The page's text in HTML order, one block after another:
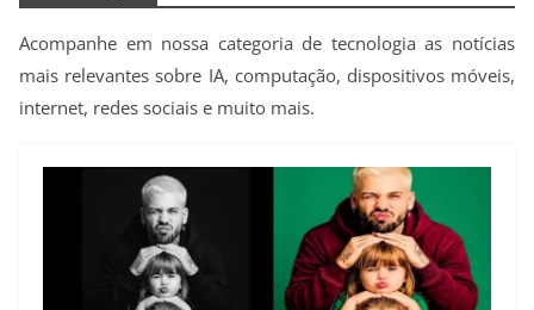
Acompanhe em nossa categoria de tecnologia as notícias
mais relevantes sobre IA, computação, dispositivos móveis,
internet, redes sociais e muito mais.